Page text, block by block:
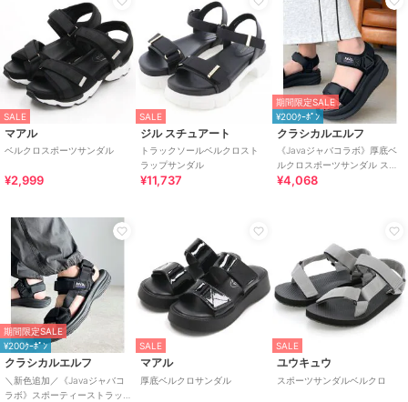
SALE
マアル
ベルクロスポーツサンダル
¥2,999
SALE
ジル スチュアート
トラックソールベルクロスト
ラップサンダル
¥11,737
期間限定SALE
¥200ｸｰﾎﾟﾝ
クラシカルエルフ
《Javaジャバコラボ》厚底ベ
ルクロスポーツサンダル スト
ラップあり
¥4,068
期間限定SALE
¥200ｸｰﾎﾟﾝ
クラシカルエルフ
＼新色追加／《Javaジャバコ
ラボ》スポーティーストラッ
SALE
マアル
厚底ベルクロサンダル
SALE
ユウキュウ
スポーツサンダルベルクロ